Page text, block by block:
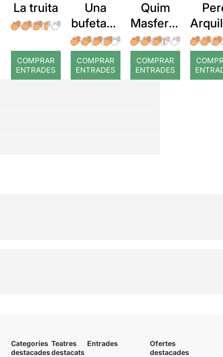
La truita
COMPRAR
ENTRADES
Una
bufetada
a temps
COMPRAR
ENTRADES
Quim
Masferre
r: Temps
COMPRAR
ENTRADES
:
Categories
destacades
Teatres
destacats
Entrades
Ofertes
destacades